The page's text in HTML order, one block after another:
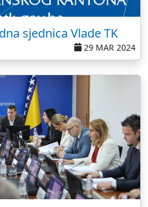
sjednica Vlade TK
29 MAR 2024